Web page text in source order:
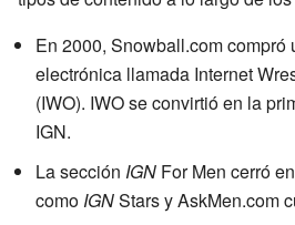
En 2000, Snowball.com compró
electrónica llamada Internet
(IWO). IWO se convirtió en la
IGN.
La sección IGN For Men cerró
como IGNStars y AskMen.com